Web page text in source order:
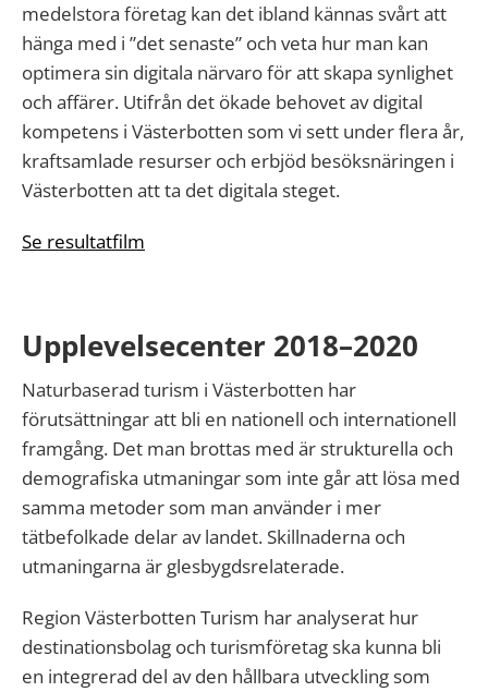
medelstora företag kan det ibland kännas svårt att
hänga med i ”det senaste” och veta hur man kan
optimera sin digitala närvaro för att skapa synlighet
och affärer. Utifrån det ökade behovet av digital
kompetens i Västerbotten som vi sett under flera år,
kraftsamlade resurser och erbjöd besöksnäringen i
Västerbotten att ta det digitala steget.
Se resultatfilm
Upplevelsecenter 2018–2020
Naturbaserad turism i Västerbotten har
förutsättningar att bli en nationell och internationell
framgång. Det man brottas med är strukturella och
demografiska utmaningar som inte går att lösa med
samma metoder som man använder i mer
tätbefolkade delar av landet. Skillnaderna och
utmaningarna är glesbygdsrelaterade.
Region Västerbotten Turism har analyserat hur
destinationsbolag och turismföretag ska kunna bli
en integrerad del av den hållbara utveckling som